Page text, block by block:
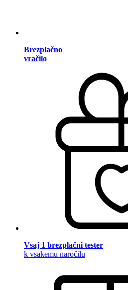
Brezplačno
vračilo
Vsaj 1 brezplačni tester
k vsakemu naročilu